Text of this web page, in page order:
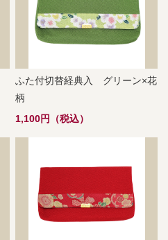
ふた付切替経典入 グリーン×花
柄
1,100円（税込）